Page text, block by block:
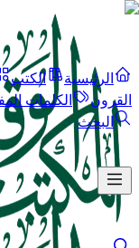
الرئيسية الكتب
القرون
الكلمات
البحث